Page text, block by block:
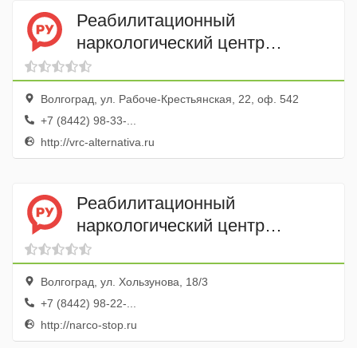
Реабилитационный
наркологический центр
Альтернатива
Волгоград, ул. Рабоче-Крестьянская, 22, оф. 542
+7 (8442) 98-33-...
http://vrc-alternativa.ru
Реабилитационный
наркологический центр
Наркостоп
Волгоград, ул. Хользунова, 18/3
+7 (8442) 98-22-...
http://narco-stop.ru